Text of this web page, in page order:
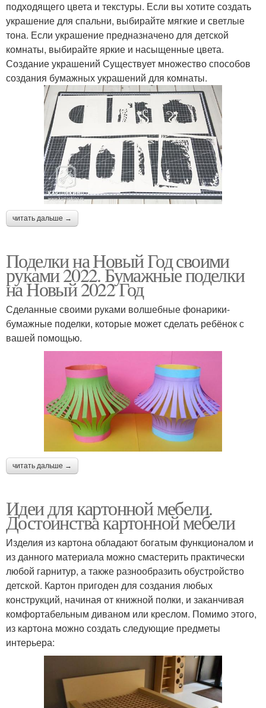
подходящего цвета и текстуры. Если вы хотите создать
украшение для спальни, выбирайте мягкие и светлые
тона. Если украшение предназначено для детской
комнаты, выбирайте яркие и насыщенные цвета.
Создание украшений Существует множество способов
создания бумажных украшений для комнаты.
читать дальше →
Поделки на Новый Год своими
руками 2022. Бумажные поделки
на Новый 2022 Год
Сделанные своими руками волшебные фонарики-
бумажные поделки, которые может сделать ребёнок с
вашей помощью.
читать дальше →
Идеи для картонной мебели.
Достоинства картонной мебели
Изделия из картона обладают богатым функционалом и
из данного материала можно смастерить практически
любой гарнитур, а также разнообразить обустройство
детской. Картон пригоден для создания любых
конструкций, начиная от книжной полки, и заканчивая
комфортабельным диваном или креслом. Помимо этого,
из картона можно создать следующие предметы
интерьера: